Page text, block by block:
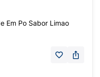
Em Po Sabor Limao